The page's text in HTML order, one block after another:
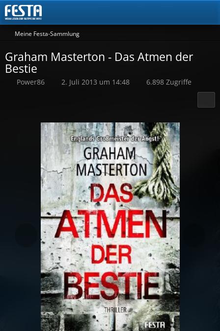
Meine Festa-Sammlung
Graham Masterton - Das Atmen der
Bestie
Power86 2. Juli 2013 um 14:48 6.898 Zugriffe